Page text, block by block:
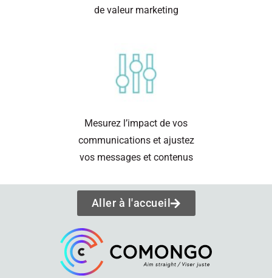
de valeur marketing
Mesurez l’impact de vos
communications et ajustez
vos messages et contenus
Aller à l'accueil